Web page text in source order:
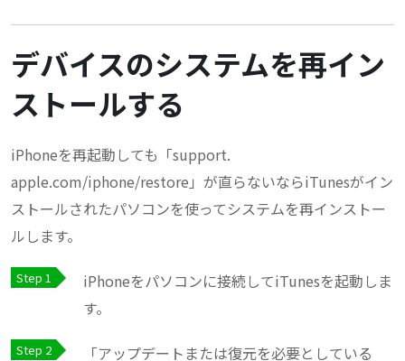
デバイスのシステムを再イン
ストールする
iPhoneを再起動しても「support.
apple.com/iphone/restore」が直らないならiTunesがイン
ストールされたパソコンを使ってシステムを再インストー
ルします。
iPhoneをパソコンに接続してiTunesを起動しま
す。
「アップデートまたは復元を必要としている